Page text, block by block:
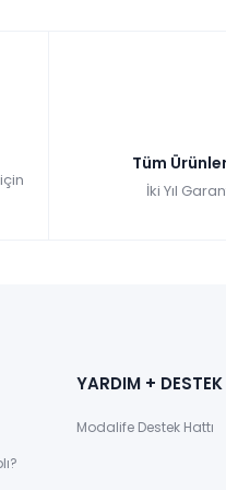
Tüm
İki Yıl
YARDIM + DESTEK
Modalife Destek Hattı